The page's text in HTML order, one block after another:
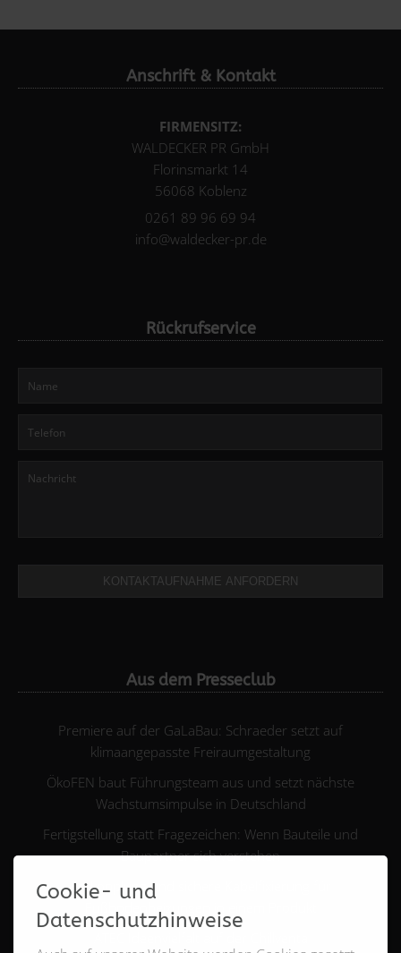
Anschrift & Kontakt
FIRMENSITZ:
WALDECKER PR GmbH
Florinsmarkt 14
56068 Koblenz
0261 89 96 69 94
info@waldecker-pr.de
Rückrufservice
KONTAKTAUFNAHME ANFORDERN
Aus dem Presseclub
Premiere auf der GaLaBau: Schraeder setzt auf
klimaangepasste Freiraumgestaltung
ÖkoFEN baut Führungsteam aus und setzt nächste
Wachstumsimpulse in Deutschland
Fertigstellung statt Fragezeichen: Wenn Bauteile und
Baupartner sich verstehen
Entkopplung und sichere Kabelfixierung für
Fußbodenheizungen in einem Produkt
Cookie- und
Datenschutzhinweise